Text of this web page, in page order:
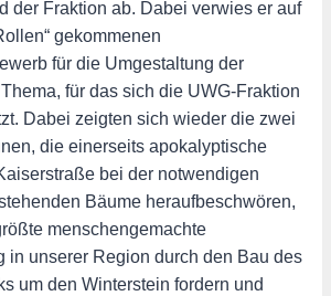
der Fraktion ab. Dabei verwies er auf
gekommenen
für die Umgestaltung der
für das sich die UWG-Fraktion
Dabei zeigten sich wieder die zwei
die einerseits apokalyptische
bei der notwendigen
Bäume heraufbeschwören,
menschengemachte
in unserer Region durch den Bau des
um den Winterstein fordern und